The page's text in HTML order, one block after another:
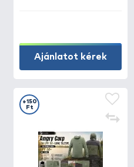
Ajánlatot kérek
+150
Ft